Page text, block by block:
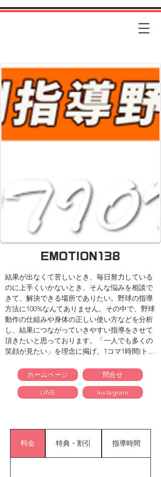
EMOTION138
結果が出なくて苦しいとき、毎日努力している
のに上手くいかないとき、そんな悩みを相談で
きて、解決できる場所でありたい。野球の指導
方法に100%なんてありません。その中で、野球
動作の仕組みや身体の正しい使い方などを分析
し、結果につながっていきやすい指導をさせて
頂きたいと思っております。「一人でも多くの
笑顔が見たい」を理念に掲げ、1コマ1時間(トレ
で、共に悩み、共に喜び、夢を持ち続けられる
お手伝いをさせていただければ幸いです。
ホームページ 問合せ
LINE Instagram
料金 特典・割引 指導時間